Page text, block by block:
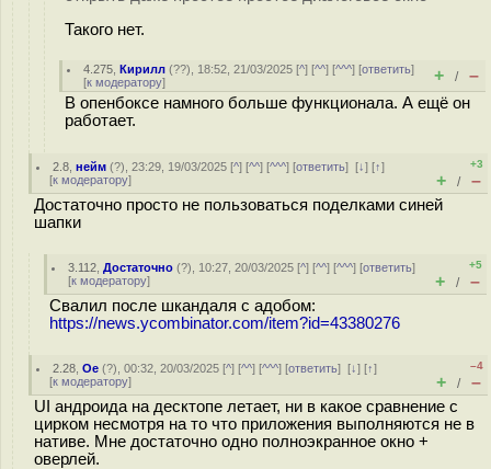
Такого нет.
4.275 ,Кирилл (??), 18:52, 21/03/2025 [^] [^^] [^^^] [ответить]
[к модератору] + / –
В опенбоксе намного больше функционала. А ещё он
работает.
2.8 ,нейм (?), 23:29, 19/03/2025 [^] [^^] [^^^] [ответить][↓] [↑]
[к модератору]
+3
+ / –
Достаточно просто не пользоваться поделками синей
шапки
3.112 ,Достаточно (?), 10:27, 20/03/2025 [^] [^^] [^^^] [ответить]
[к модератору]
+5
+ / –
Свалил после шкандаля с адобом:
https://news.ycombinator.com/item?id=43380276
2.28 ,Oe (?), 00:32, 20/03/2025 [^] [^^] [^^^] [ответить][↓] [↑]
[к модератору]
–4
+ / –
UI андроида на десктопе летает, ни в какое сравнение с
цирком несмотря на то что приложения выполняются не в
нативе. Мне достаточно одно полноэкранное окно +
оверлей.